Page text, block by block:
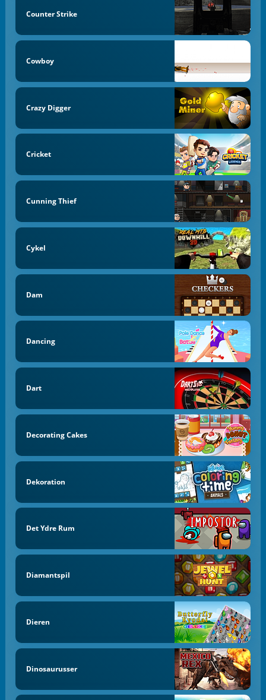
Counter Strike
Cowboy
Crazy Digger
Cricket
Cunning Thief
Cykel
Dam
Dancing
Dart
Decorating Cakes
Dekoration
Det Ydre Rum
Diamantspil
Dieren
Dinosaurusser